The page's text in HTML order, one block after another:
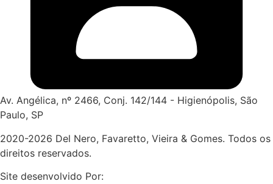
Av. Angélica, nº 2466, Conj. 142/144 - Higienópolis, São
Paulo, SP
2020-2026 Del Nero, Favaretto, Vieira & Gomes. Todos os
direitos reservados.
Site desenvolvido Por: